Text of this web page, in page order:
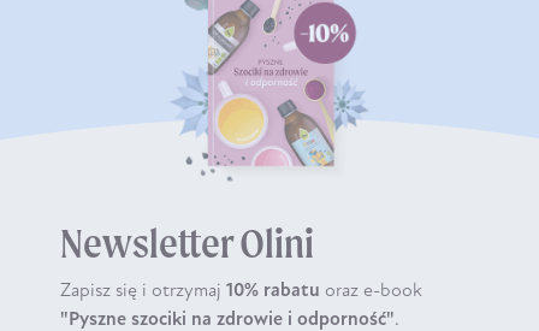
Newsletter Olini
Zapisz się i otrzymaj 10% rabatu oraz e-book
"Pyszne szociki na zdrowie i odporność".